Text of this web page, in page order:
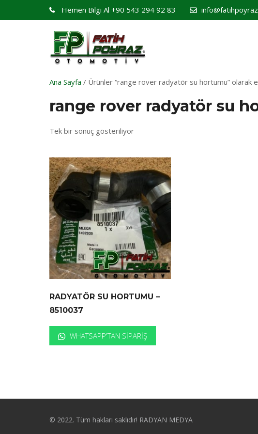
Hemen Bilgi Al +90 543 294 92 83
Ana Sayfa / Ürünler “range rover radyatör su hortumu” olarak
range rover radyatör su
Tek bir sonuç gösteriliyor
RADYATÖR SU HORTUMU –
8510037
WHATSAPP'TAN SIPARIŞ
© 2022. Tüm hakları saklıdır! RADYAN MEDYA